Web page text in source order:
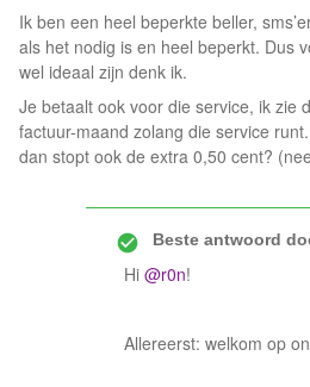
Ik ben een heel beperkte beller,
als het nodig is en heel beperkt. Dus
wel ideaal zijn denk ik.
Je betaalt ook voor die service, ik zie
factuur-maand zolang die service
dan stopt ook de extra 0,50 cent?
Beste antwoord
Hi @r0n!
Allereerst: welkom op